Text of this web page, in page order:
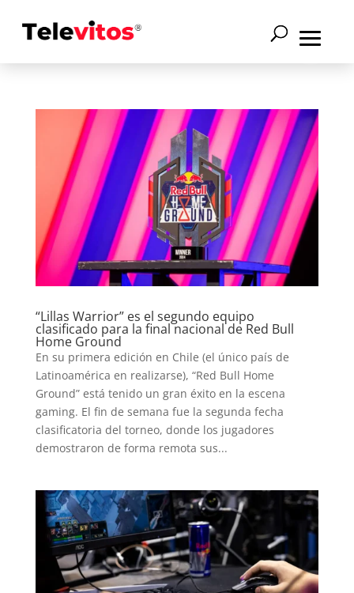
“Lillas Warrior” es el segundo equipo
clasificado para la final nacional de Red Bull
Home Ground
En su primera edición en Chile (el único país de
Latinoamérica en realizarse), “Red Bull Home
Ground” está tenido un gran éxito en la escena
gaming. El fin de semana fue la segunda fecha
clasificatoria del torneo, donde los jugadores
demostraron de forma remota sus...